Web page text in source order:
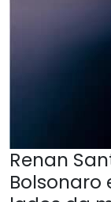
Renan
Bolsonaro